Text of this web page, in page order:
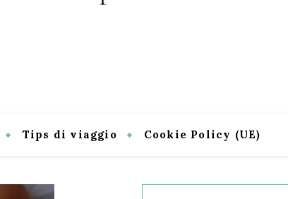
Tips di viaggio Cookie Policy (UE)